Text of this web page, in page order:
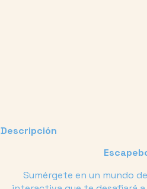
Descripción
Sumérgete en un mundo de